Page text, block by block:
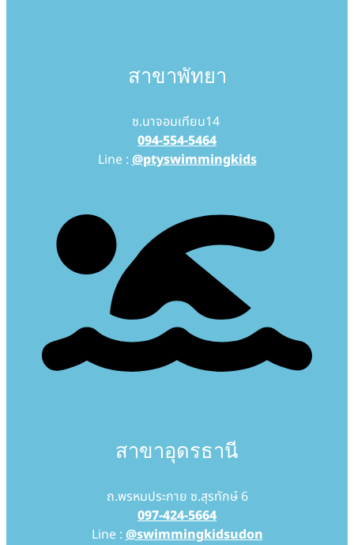
สาขาพัทยา
ซ.นาจอมเทียน14
094-554-5464
Line : @ptyswimmingkids
สาขาอุดรธานี
ถ.พรหมประกาย ซ.สุรทักษ์ 6
097-424-5664
Line :@swimmingkidsudon